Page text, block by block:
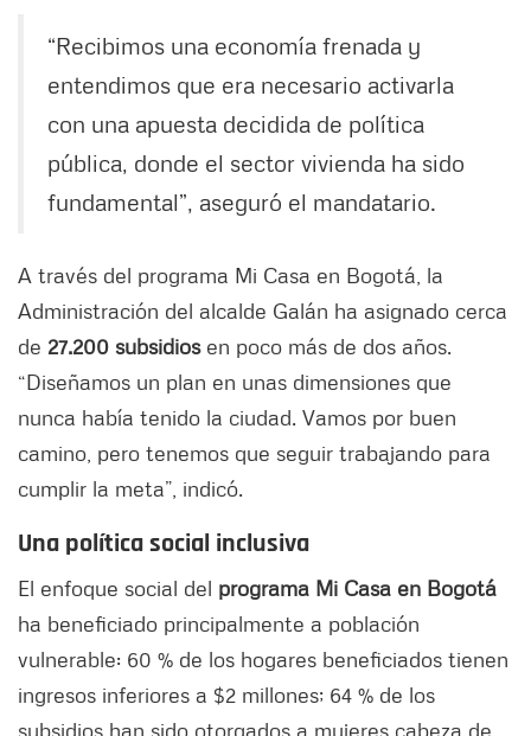
“Recibimos una economía frenada y
entendimos que era necesario activarla
con una apuesta decidida de política
pública, donde el sector vivienda ha sido
fundamental”, aseguró el mandatario.
A través del programa Mi Casa en Bogotá, la
Administración del alcalde Galán ha asignado cerca
de 27.200 subsidiosen poco más de dos años.
“Diseñamos un plan en unas dimensiones que
nunca había tenido la ciudad. Vamos por buen
camino, pero tenemos que seguir trabajando para
cumplir la meta”, indicó.
Una política social inclusiva
El enfoque social del programa Mi Casa en Bogotá
ha beneficiado principalmente a población
vulnerable: 60 % de los hogares beneficiados tienen
ingresos inferiores a $2 millones; 64 % de los
subsidios han sido otorgados a mujeres cabeza de